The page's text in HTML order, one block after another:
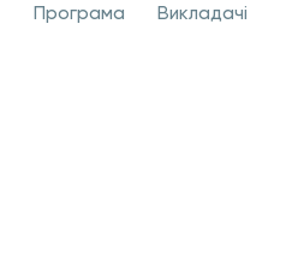
Програма Викладачi